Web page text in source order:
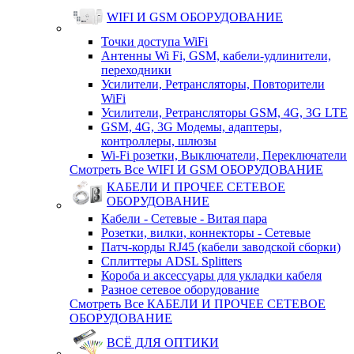
WIFI И GSM ОБОРУДОВАНИЕ
Точки доступа WiFi
Антенны Wi Fi, GSM, кабели-удлинители,
переходники
Усилители, Ретрансляторы, Повторители
WiFi
Усилители, Ретрансляторы GSM, 4G, 3G LTE
GSM, 4G, 3G Модемы, адаптеры,
контроллеры, шлюзы
Wi-Fi розетки, Выключатели, Переключатели
Смотреть Все WIFI И GSM ОБОРУДОВАНИЕ
КАБЕЛИ И ПРОЧЕЕ СЕТЕВОЕ
ОБОРУДОВАНИЕ
Кабели - Сетевые - Витая пара
Розетки, вилки, коннекторы - Сетевые
Патч-корды RJ45 (кабели заводской сборки)
Сплиттеры ADSL Splitters
Короба и аксессуары для укладки кабеля
Разное сетевое оборудование
Смотреть Все КАБЕЛИ И ПРОЧЕЕ СЕТЕВОЕ
ОБОРУДОВАНИЕ
ВСЁ ДЛЯ ОПТИКИ